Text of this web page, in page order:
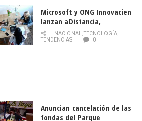
Microsoft y ONG Innovacien
lanzan aDistancia,
plataforma con cursos
gratuitos online sobre
NACIONAL,TECNOLOGÍA,
TENDENCIAS
0
Anuncian cancelación de las
fondas del Parque